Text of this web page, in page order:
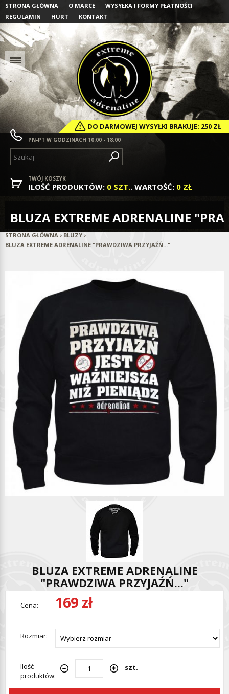
STRONA GŁÓWNA O MARCE
WYSYŁKA I FORMY PŁATNOŚCI
REGULAMIN
HURT KONTAKT
DO DARMOWEJ WYSYŁKI BRAKUJE: 250 ZŁ
PN-PT W GODZINACH 10:00 - 18:00
TWÓJ KOSZYK
ILOŚĆ PRODUKTÓW: 0 SZT.. WARTOŚĆ: 0 ZŁ
BLUZA EXTREME ADRENALINE
STRONA GŁÓWNA › BLUZY ›
BLUZA EXTREME ADRENALINE "PRAWDZIWA PRZYJAŹŃ..."
BLUZA EXTREME ADRENALINE
"PRAWDZIWA PRZYJAŹŃ..."
Cena: 169 zł
Rozmiar:
Ilość
produktów:
szt.